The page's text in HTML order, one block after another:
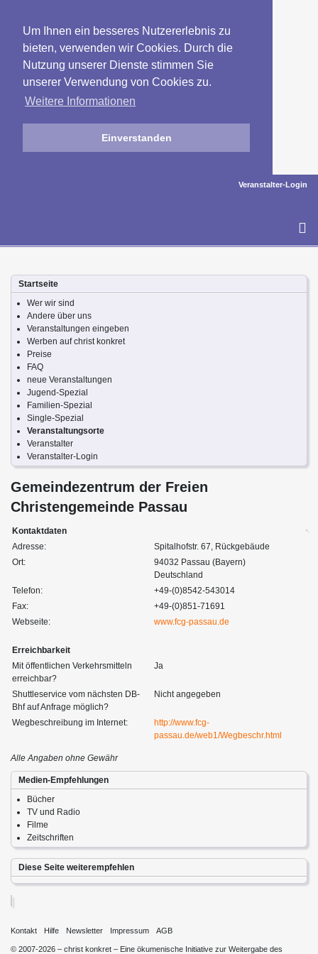
Um Ihnen ein besseres Nutzererlebnis zu
bieten, verwenden wir Cookies. Durch die
Nutzung unserer Dienste stimmen Sie
unserer Verwendung von Cookies zu.
Weitere Informationen
Einverstanden
Veranstalter-Login
Startseite
Wer wir sind
Andere über uns
Veranstaltungen eingeben
Werben auf christ konkret
Preise
FAQ
neue Veranstaltungen
Jugend-Spezial
Familien-Spezial
Single-Spezial
Veranstaltungsorte
Veranstalter
Veranstalter-Login
Gemeindezentrum der Freien
Christengemeinde Passau
Kontaktdaten
Adresse:
Spitalhofstr. 67, Rückgebäude
Ort:
94032 Passau (Bayern)
Deutschland
Telefon:
+49-(0)8542-543014
Fax:
+49-(0)851-71691
Webseite:
www.fcg-passau.de
Erreichbarkeit
Mit öffentlichen Verkehrsmitteln
erreichbar?
Ja
Shuttleservice vom nächsten DB-
Bhf auf Anfrage möglich?
Nicht angegeben
Wegbeschreibung im Internet:
http://www.fcg-
passau.de/web1/Wegbeschr.html
Alle Angaben ohne Gewähr
Medien-Empfehlungen
Bücher
TV und Radio
Filme
Zeitschriften
Diese Seite weiterempfehlen
Kontakt Hilfe Newsletter Impressum AGB
© 2007-2026 – christ konkret – Eine ökumenische Initiative zur Weitergabe des